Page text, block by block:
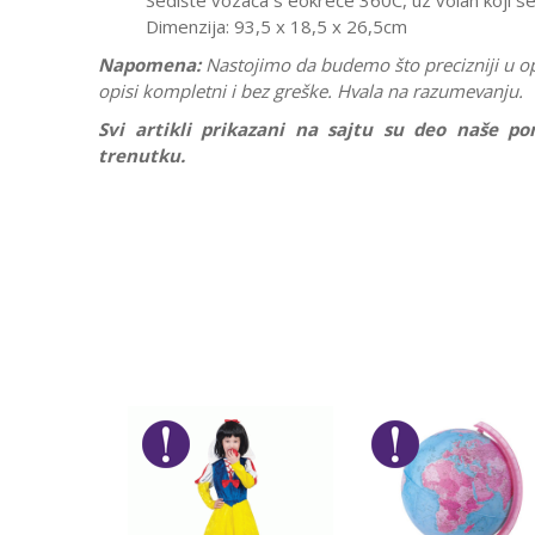
Dimenzija: 93,5 x 18,5 x 26,5cm
Napomena: Nastojimo da budemo što precizniji u
opisi kompletni i bez greške. Hvala na razumevanju.
Svi artikli prikazani na sajtu su deo naše
trenutku.